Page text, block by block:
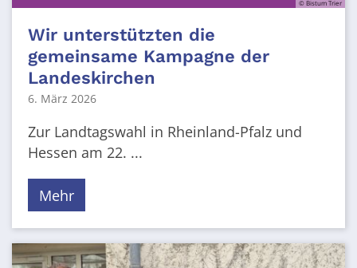
© Bistum Trier
Wir unterstützten die
gemeinsame Kampagne der
Landeskirchen
6. März 2026
Zur Landtagswahl in Rheinland-Pfalz und
Hessen am 22. ...
Mehr